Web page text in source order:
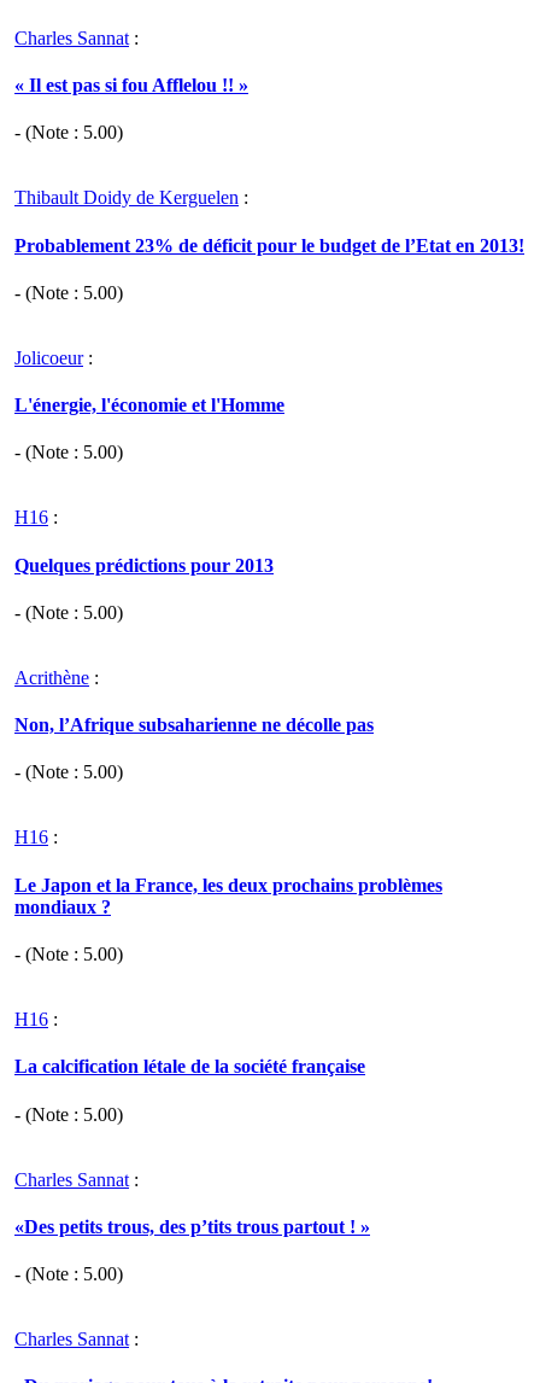
Charles Sannat :
« Il est pas si fou Afflelou !! »
- (Note : 5.00)
Thibault Doidy de Kerguelen :
Probablement 23% de déficit pour le budget de l’Etat en 2013!
- (Note : 5.00)
Jolicoeur:
L'énergie, l'économie et l'Homme
- (Note : 5.00)
H16 :
Quelques prédictions pour 2013
- (Note : 5.00)
Acrithène :
Non, l’Afrique subsaharienne ne décolle pas
- (Note : 5.00)
H16 :
Le Japon et la France, les deux prochains problèmes
mondiaux ?
- (Note : 5.00)
H16 :
La calcification létale de la société française
- (Note : 5.00)
Charles Sannat :
«Des petits trous, des p’tits trous partout ! »
- (Note : 5.00)
Charles Sannat :